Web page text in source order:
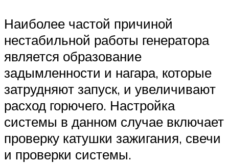
Наиболее частой причиной
нестабильной работы генератора
является образование
задымленности и нагара, которые
затрудняют запуск, и увеличивают
расход горючего. Настройка
системы в данном случае включает
проверку катушки зажигания, свечи
и проверки системы.